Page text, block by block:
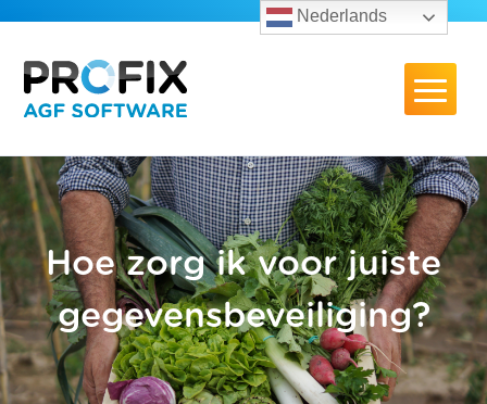
Hoe zorg ik voor juiste
gegevensbeveiliging?
Nederlands